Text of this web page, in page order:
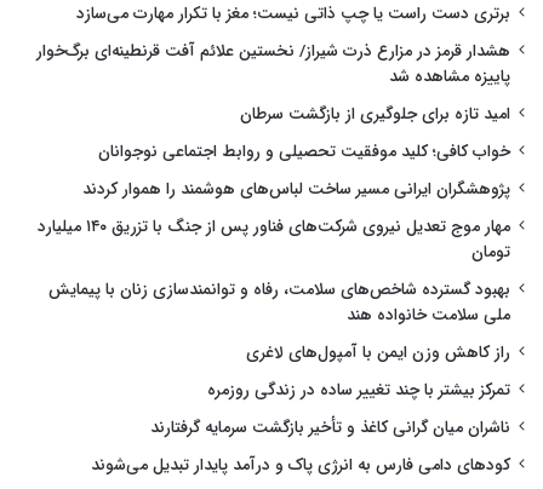
برتری دست راست یا چپ ذاتی نیست؛ مغز با تکرار مهارت می‌سازد
هشدار قرمز در مزارع ذرت شیراز/ نخستین علائم آفت قرنطینه‌ای برگ‌خوار
پاییزه مشاهده شد
امید تازه برای جلوگیری از بازگشت سرطان
خواب کافی؛ کلید موفقیت تحصیلی و روابط اجتماعی نوجوانان
پژوهشگران ایرانی مسیر ساخت لباس‌های هوشمند را هموار کردند
مهار موج تعدیل نیروی شرکت‌های فناور پس از جنگ با تزریق ۱۴۰ میلیارد
تومان
بهبود گسترده شاخص‌های سلامت، رفاه و توانمندسازی زنان با پیمایش
ملی سلامت خانواده هند
راز کاهش وزن ایمن با آمپول‌های لاغری
تمرکز بیشتر با چند تغییر ساده در زندگی روزمره
ناشران میان گرانی کاغذ و تأخیر بازگشت سرمایه گرفتارند
کودهای دامی فارس به انرژی پاک و درآمد پایدار تبدیل می‌شوند